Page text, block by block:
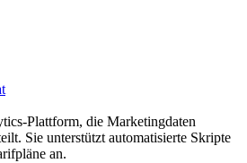
Plattform, die Marketingdaten
Sie unterstützt automatisierte Skripte
an.